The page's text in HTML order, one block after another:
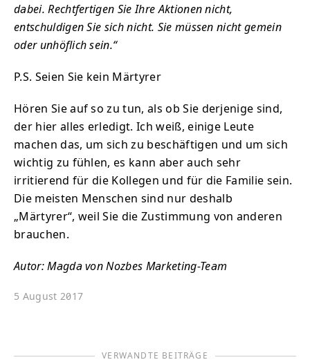
dabei. Rechtfertigen Sie Ihre Aktionen nicht,
entschuldigen Sie sich nicht. Sie müssen nicht gemein
oder unhöflich sein.“
P.S. Seien Sie kein Märtyrer
Hören Sie auf so zu tun, als ob Sie derjenige sind,
der hier alles erledigt. Ich weiß, einige Leute
machen das, um sich zu beschäftigen und um sich
wichtig zu fühlen, es kann aber auch sehr
irritierend für die Kollegen und für die Familie sein.
Die meisten Menschen sind nur deshalb
„Märtyrer“, weil Sie die Zustimmung von anderen
brauchen.
Autor: Magda von Nozbes Marketing-Team
5 August 2017
VERWANDTE BEITRÄGE